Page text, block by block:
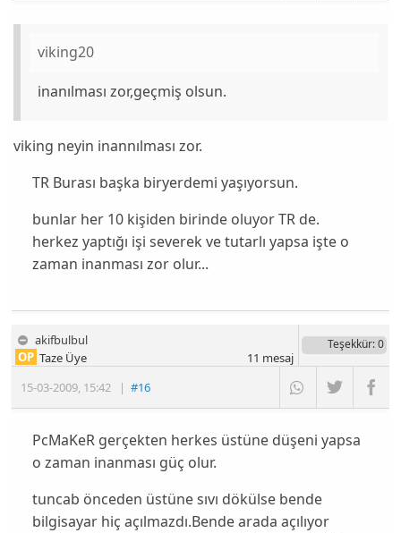
viking20
inanılması zor,geçmiş olsun.
viking neyin inannılması zor.
TR Burası başka biryerdemi yaşıyorsun.
bunlar her 10 kişiden birinde oluyor TR de.
herkez yaptığı işi severek ve tutarlı yapsa işte o
zaman inanması zor olur...
akifbulbul
15-03-2009, 15:42 |#16
OP Taze Üye
Teşekkür: 0
11 mesaj
PcMaKeR gerçekten herkes üstüne düşeni yapsa
o zaman inanması güç olur.
tuncab önceden üstüne sıvı dökülse bende
bilgisayar hiç açılmazdı.Bende arada açılıyor